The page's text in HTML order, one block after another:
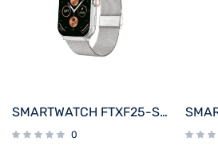
SMARTWATCH FTXF25-SVSM 50MM PLATA METAL ANDROID/IOS/BT/FREC. CARD
0